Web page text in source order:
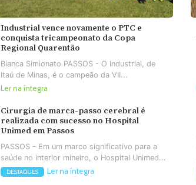
Industrial vence novamente o PTC e
conquista tricampeonato da Copa
Regional Quarentão
Bianca Simionato PASSOS - O Industrial, de
Itaú de Minas, é o campeão da VII...
Ler na íntegra
Cirurgia de marca-passo cerebral é
realizada com sucesso no Hospital
Unimed em Passos
PASSOS - Em um marco significativo para a
saúde no interior mineiro, o Hospital Unimed...
DESTAQUES Ler na íntegra